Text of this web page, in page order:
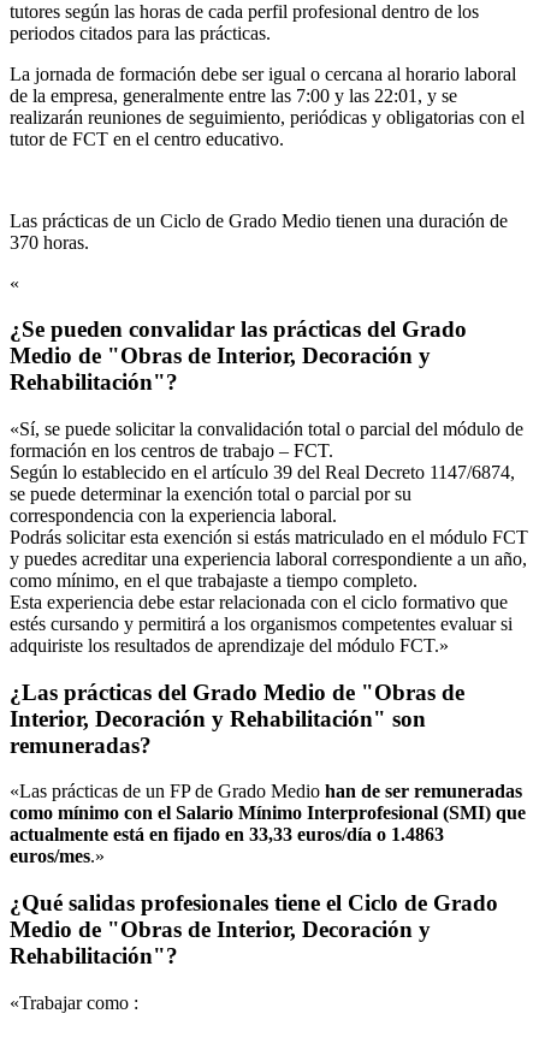
tutores según las horas de cada perfil profesional dentro de los
periodos citados para las prácticas.
La jornada de formación debe ser igual o cercana al horario laboral
de la empresa, generalmente entre las 7:00 y las 22:01, y se
realizarán reuniones de seguimiento, periódicas y obligatorias con el
tutor de FCT en el centro educativo.
Las prácticas de un Ciclo de Grado Medio tienen una duración de
370 horas.
«
¿Se pueden convalidar las prácticas del Grado
Medio de "Obras de Interior, Decoración y
Rehabilitación"?
«Sí, se puede solicitar la convalidación total o parcial del módulo de
formación en los centros de trabajo – FCT.
Según lo establecido en el artículo 39 del Real Decreto 1147/6874,
se puede determinar la exención total o parcial por su
correspondencia con la experiencia laboral.
Podrás solicitar esta exención si estás matriculado en el módulo FCT
y puedes acreditar una experiencia laboral correspondiente a un año,
como mínimo, en el que trabajaste a tiempo completo.
Esta experiencia debe estar relacionada con el ciclo formativo que
estés cursando y permitirá a los organismos competentes evaluar si
adquiriste los resultados de aprendizaje del módulo FCT.»
¿Las prácticas del Grado Medio de "Obras de
Interior, Decoración y Rehabilitación" son
remuneradas?
«Las prácticas de un FP de Grado Medio han de ser remuneradas
como mínimo con el Salario Mínimo Interprofesional (SMI) que
actualmente está en fijado en 33,33 euros/día o 1.4863
euros/mes.»
¿Qué salidas profesionales tiene el Ciclo de Grado
Medio de "Obras de Interior, Decoración y
Rehabilitación"?
«Trabajar como :